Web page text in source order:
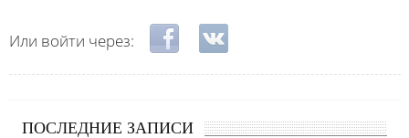
Или войти через: Login with Facebook
Login with ВКонтакте
ПОСЛЕДНИЕ ЗАПИСИ